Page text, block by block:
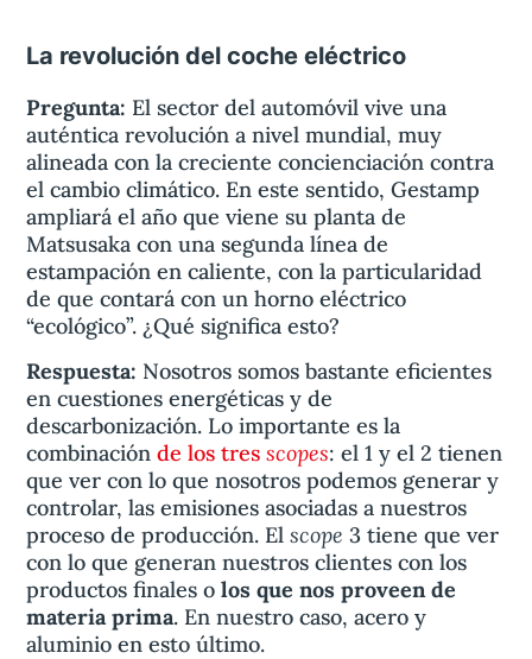
La revolución del coche eléctrico
Pregunta: El sector del automóvil vive una
auténtica revolución a nivel mundial, muy
alineada con la creciente concienciación contra
el cambio climático. En este sentido, Gestamp
ampliará el año que viene su planta de
Matsusaka con una segunda línea de
estampación en caliente, con la particularidad
de que contará con un horno eléctrico
“ecológico”. ¿Qué significa esto?
Respuesta: Nosotros somos bastante eficientes
en cuestiones energéticas y de
descarbonización. Lo importante es la
combinaciónde los tresscopes: el 1 y el 2 tienen
que ver con lo que nosotros podemos generar y
controlar, las emisiones asociadas a nuestros
proceso de producción. Elscope 3 tiene que ver
con lo que generan nuestros clientes con los
productos finales olos que nos proveen de
materia prima. En nuestro caso, acero y
aluminio en esto último.